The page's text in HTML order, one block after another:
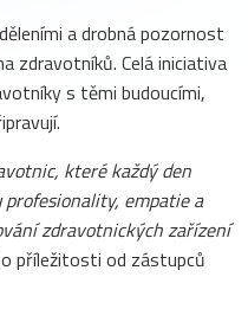
a drobná pozornost
zdravotníků. Celá iniciativa
s těmi budoucími,
které každý den
empatie a
zdravotnických zařízení
příležitosti od zástupců